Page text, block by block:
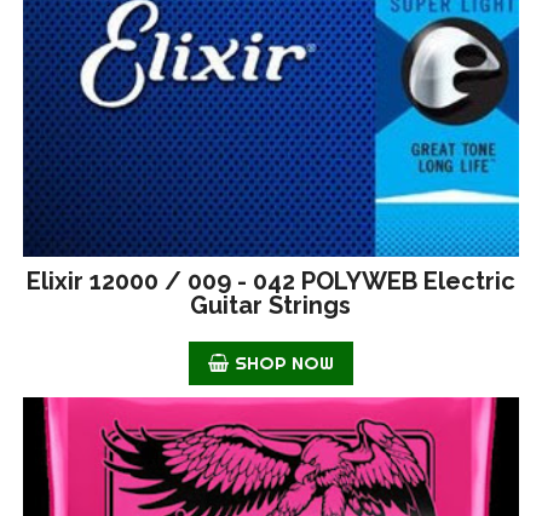
Elixir 12000 / 009 - 042 POLYWEB Electric
Guitar Strings
SHOP NOW